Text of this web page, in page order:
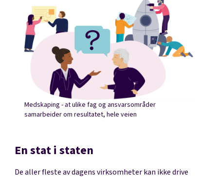
Medskaping - at ulike fag og ansvarsområder
samarbeider om resultatet, hele veien
En stat i staten
De aller fleste av dagens virksomheter kan ikke drive